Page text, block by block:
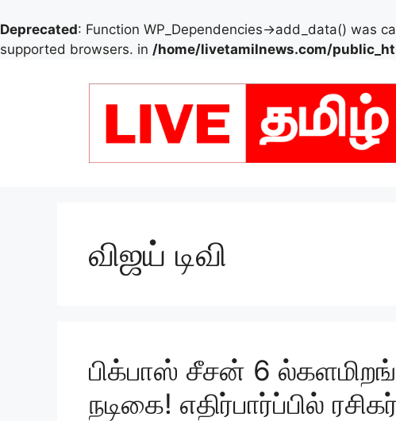
Deprecated: Function WP_Dependencies->add_data() was
supported browsers. in /home/livetamilnews.com/
விஜய் டிவி
பிக்பாஸ் சீசன் 6
நடிகை! எதிர்பார்ப்பில்